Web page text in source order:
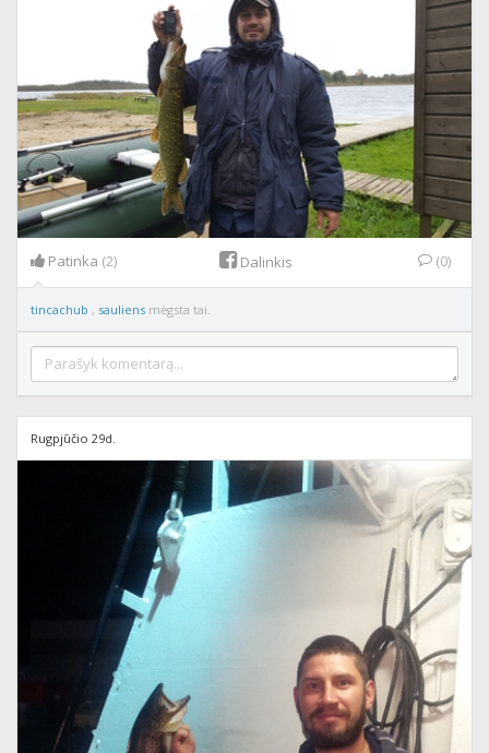
Patinka (2) Dalinkis (0)
tincachub , sauliens mėgsta tai.
Rugpjūčio 29d.